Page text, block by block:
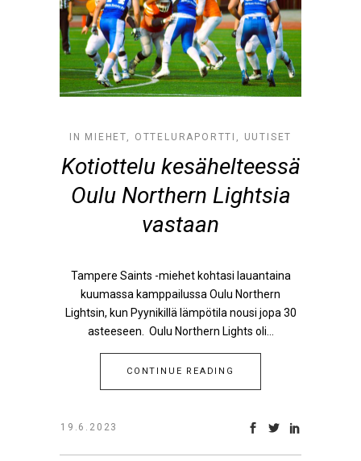
IN MIEHET, OTTELURAPORTTI , UUTISET
Kotiottelu kesähelteessä
Oulu Northern Lightsia
vastaan
Tampere Saints -miehet kohtasi lauantaina
kuumassa kamppailussa Oulu Northern
Lightsin, kun Pyynikillä lämpötila nousi jopa 30
asteeseen. Oulu Northern Lights oli...
CONTINUE READING
19.6.2023